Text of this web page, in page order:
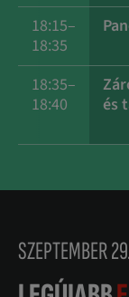
18:15–
18:35
18:35–
18:40
és
SZEPTEMBER